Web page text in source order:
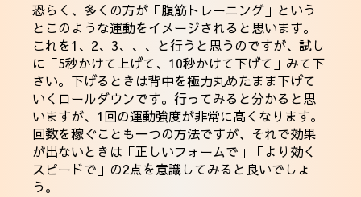
恐らく、多くの方が「腹筋トレーニング」という
とこのような運動をイメージされると思います。
これを1、2、3、、、と行うと思うのですが、試し
に「5秒かけて上げて、10秒かけて下げて」みて下
さい。下げるときは背中を極力丸めたまま下げて
いくロールダウンです。行ってみると分かると思
いますが、1回の運動強度が非常に高くなります。
回数を稼ぐことも一つの方法ですが、それで効果
が出ないときは「正しいフォームで」「より効く
スピードで」の2点を意識してみると良いでしょ
う。